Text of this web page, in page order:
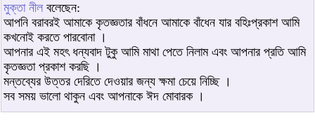
মুক্তা নীল বলেছেন:
আপনি বরাবরই আমাকে কৃতজ্ঞতার বাঁধনে আমাকে বাঁধেন যার বহিঃপ্রকাশ আমি
কখনোই করতে পারবোনা ।
আপনার এই মহৎ ধন্যবাদ টুকু আমি মাথা পেতে নিলাম এবং আপনার প্রতি আমি
কৃতজ্ঞতা প্রকাশ করছি ।
মন্তব্যের উত্তর দেরিতে দেওয়ার জন্য ক্ষমা চেয়ে নিচ্ছি ।
সব সময় ভালো থাকুন এবং আপনাকে ঈদ মোবারক ।